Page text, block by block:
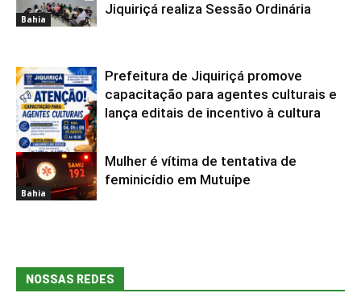
Bahia
Jiquiriçá realiza Sessão Ordinária
Bahia
Prefeitura de Jiquiriçá promove
capacitação para agentes culturais e
lança editais de incentivo à cultura
Bahia
Mulher é vítima de tentativa de
feminicídio em Mutuípe
NOSSAS REDES